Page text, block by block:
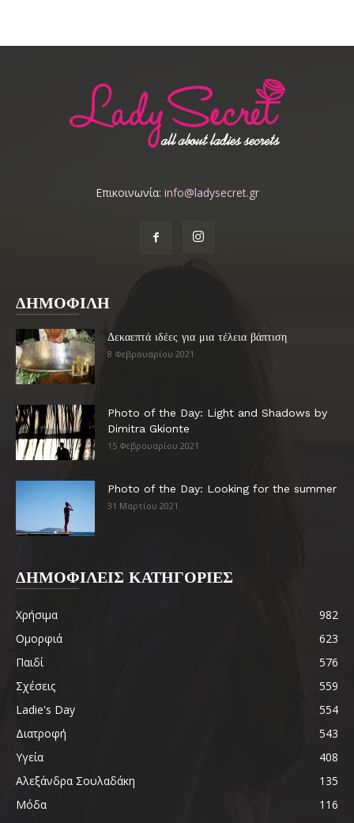
Επικοινωνία: info@ladysecret.gr
ΔΗΜΟΦΙΛΗ
Δεκαεπτά ιδέες για μια τέλεια βάπτιση
8 Φεβρουαρίου 2021
Photo of the Day: Light and Shadows by
Dimitra Gkionte
15 Φεβρουαρίου 2021
Photo of the Day: Looking for the summer
31 Μαρτίου 2021
ΔΗΜΟΦΙΛΕΙΣ ΚΑΤΗΓΟΡΙΕΣ
Χρήσιμα
982
Ομορφιά
623
Παιδί
576
Σχέσεις
559
Ladie's Day
554
Διατροφή
543
Υγεία
408
Αλεξάνδρα Σουλαδάκη
135
Μόδα
116